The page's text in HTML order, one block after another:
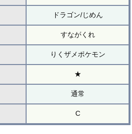
ドラゴン/じめん
すながくれ
りくザメポケモン
★
通常
C